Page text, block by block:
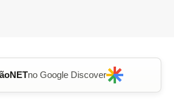
no Google Discover